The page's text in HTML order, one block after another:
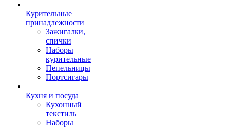
Курительные
принадлежности
Зажигалки,
спички
Наборы
курительные
Пепельницы
Портсигары
Кухня и посуда
Кухонный
текстиль
Наборы